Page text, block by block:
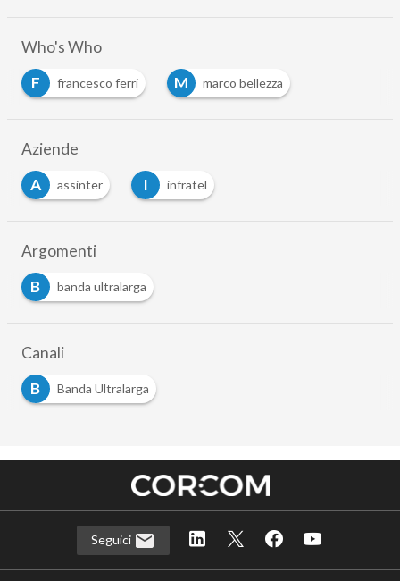
Who's Who
F
francesco ferri M marco bellezza
Aziende
A
assinter I infratel
Argomenti
B
banda ultralarga
Canali
B
Banda Ultralarga
Seguici